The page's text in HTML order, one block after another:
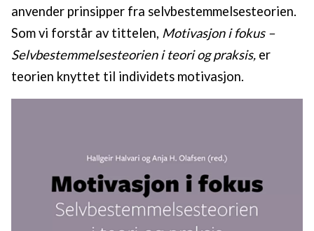
anvender prinsipper fra selvbestemmelsesteorien.
Som vi forstår av tittelen, Motivasjon i fokus –
Selvbestemmelsesteorien i teori og praksis, er
teorien knyttet til individets motivasjon.